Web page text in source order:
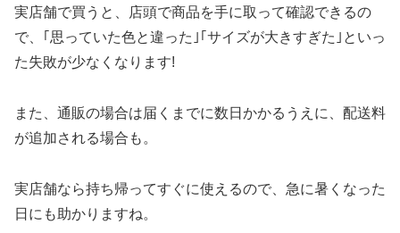
実店舗で買うと、店頭で商品を手に取って確認できるの
で、｢思っていた色と違った｣｢サイズが大きすぎた｣といっ
た失敗が少なくなります!
また、通販の場合は届くまでに数日かかるうえに、配送料
が追加される場合も。
実店舗なら持ち帰ってすぐに使えるので、急に暑くなった
日にも助かりますね。